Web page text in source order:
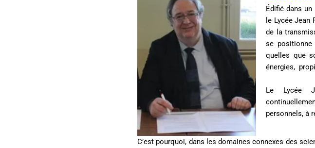
Édifié dans un
le Lycée
de la
se
quelles que
énergies,
Le Lycée
personnels, à
C’est pourquoi, dans les domaines connexes des